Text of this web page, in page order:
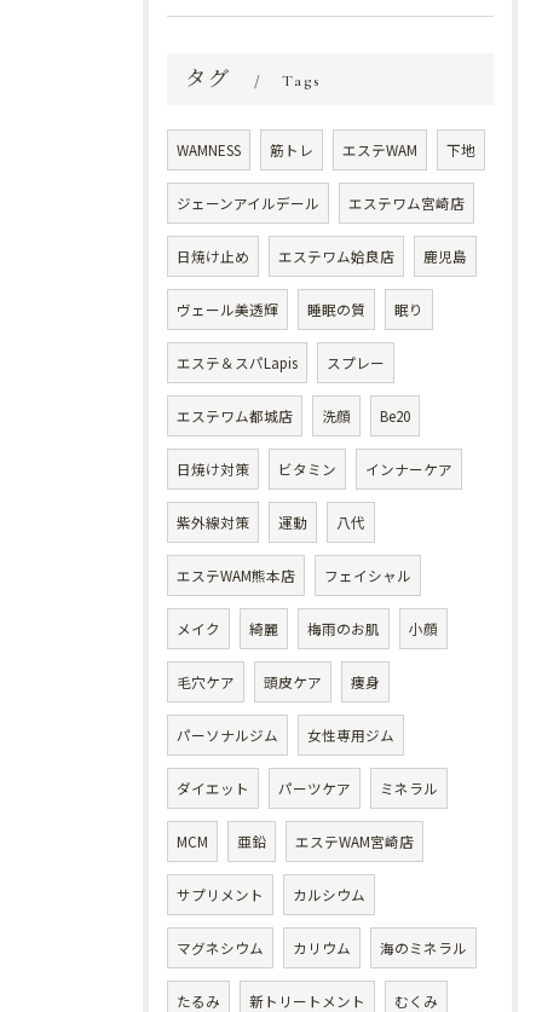
タグ Tags
WAMNESS 筋トレ エステWAM 下地
ジェーンアイルデール エステワム宮崎店
日焼け止め エステワム姶良店 鹿児島
ヴェール美透輝 睡眠の質 眠り
エステ＆スパLapis スプレー
エステワム都城店 洗顔 Be20
日焼け対策 ビタミン インナーケア
紫外線対策 運動 八代
エステWAM熊本店 フェイシャル
メイク 綺麗 梅雨のお肌 小顔
毛穴ケア 頭皮ケア 痩身
パーソナルジム 女性専用ジム
ダイエット パーツケア ミネラル
MCM 亜鉛 エステWAM宮崎店
サプリメント カルシウム
マグネシウム カリウム 海のミネラル
たるみ 新トリートメント むくみ